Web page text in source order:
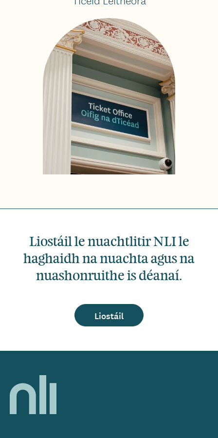
Liostáil le nuachtlitir NLI le
haghaidh na nuachta agus na
nuashonruithe is déanaí.
Liostáil
Home,
National
of